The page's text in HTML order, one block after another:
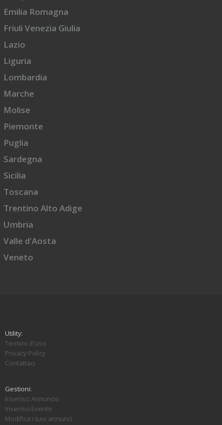
Emilia Romagna
Friuli Venezia Giulia
Lazio
Liguria
Lombardia
Marche
Molise
Piemonte
Puglia
Sardegna
Sicilia
Toscana
Trentino Alto Adige
Umbria
Valle d'Aosta
Veneto
Utility:
Termini d'Uso
Privacy Policy
Contattaci
Gestioni:
Inserisci Annuncio
Inserisci Evento
Modifica i tuoi annunci